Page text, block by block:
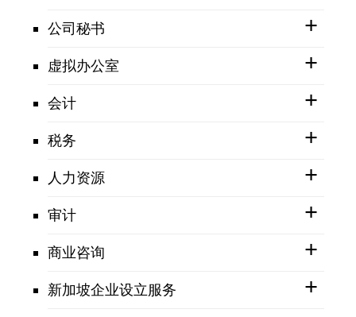
公司秘书
虚拟办公室
会计
税务
人力资源
审计
商业咨询
新加坡企业设立服务